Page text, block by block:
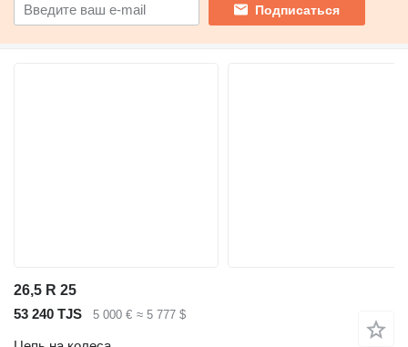
Подписаться
26,5 R 25
53 240 TJS
5 000 € ≈ 5 777 $